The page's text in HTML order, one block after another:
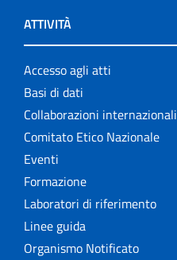
ATTIVITÀ
Accesso agli atti
Basi di dati
Collaborazioni internazionali
Comitato Etico Nazionale
Eventi
Formazione
Laboratori di riferimento
Linee guida
Organismo Notificato